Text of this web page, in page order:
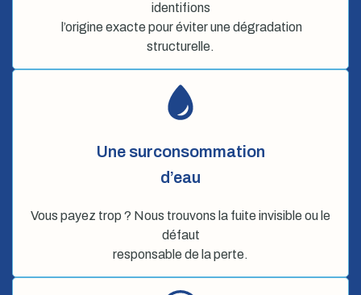
identifions
l’origine exacte pour éviter une dégradation
structurelle.
Une surconsommation
d’eau
Vous payez trop ? Nous trouvons la fuite invisible ou le
défaut
responsable de la perte.